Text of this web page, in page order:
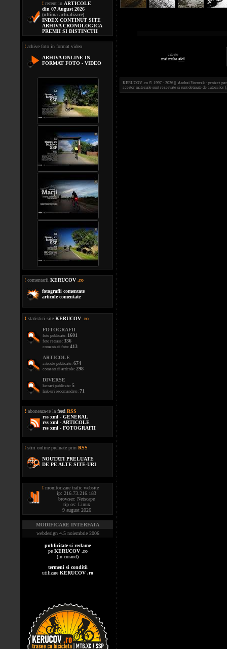
! recent in ARTICOLE
din 07 August 2026
(ultima actualizare)
INDEX CONTINUT SITE
ARHIVA CRONOLOGICA
PREMII SI DISTINCTII
! arhive foto in format video
ARHIVA ONLINE IN
FORMAT FOTO - VIDEO
! comentarii KERUCOV .ro
fotografii comentate
articole comentate
! statistici site KERUCOV ro
FOTOGRAFII
foto publicate: 1601
foto retrase: 336
comentarii foto: 413
ARTICOLE
articole publicate: 674
comentarii articole: 298
DIVERSE
lucrari publicate: 5
link-uri recomandate: 71
! aboneaza-te la feed RSS
rss xml - GENERAL
rss xml - ARTICOLE
rss xml - FOTOGRAFII
! stiri online preluate prin RSS
NOUTATI PRELUATE
DE PE ALTE SITE-URI
! monitorizare trafic website
ip: 216.73.216.183
browser: Netscape
tip os: Linux
9 august 2026
MODIFICARE INTERFATA
webdesign 4.5 noiembrie 2006
publicitate si reclame
pe KERUCOV .ro
(in curand)
termeni si conditii
utilizare KERUCOV .ro
citeste
mai multe aici
KERUCOV .ro © 1997 - 2026 || Andrei Vocurek - proiect
acestor materiale sunt rezervate si sunt detinute de autorii